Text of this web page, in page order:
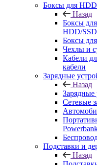
Боксы для
Назад
Боксы
HDD/SSD
Боксы
Чехлы и
Кабели
кабели
Зарядные
Назад
Зарядные
Сетевые
Подставки и
Назад